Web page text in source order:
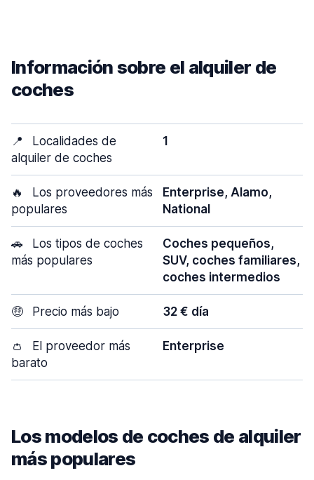
Información sobre el alquiler de
coches
📍
Localidades de
alquiler de coches
1
🔥
Los proveedores más
populares
Enterprise, Alamo,
National
🚗
Los tipos de coches
más populares
Coches pequeños,
SUV, coches familiares,
coches intermedios
🤑 Precio más bajo 32 € día
👛
El proveedor más
barato
Enterprise
Los modelos de coches de alquiler
más populares